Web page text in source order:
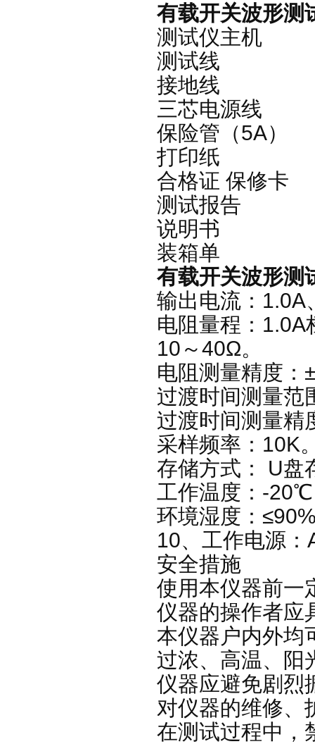
有载开关波形测
测试仪主
测试线 四
接地线
三芯电源
保险管（
打印纸
合格证 保
测试报
说明书
装箱单
有载开关波形测
输出电流：1.0A
电阻量程：
10～40Ω。
电阻测量精度：
过渡时间测量范
过渡时间测量精
采样频率：10K
存储方式： U盘
工作温度：-
环境湿度：
10、工作电源
安全措施
使用本仪器前一
仪器的操作者应
本仪器户内外均
过浓、高温、阳
仪器应避免剧烈
对仪器的维修、
在测试过程中，